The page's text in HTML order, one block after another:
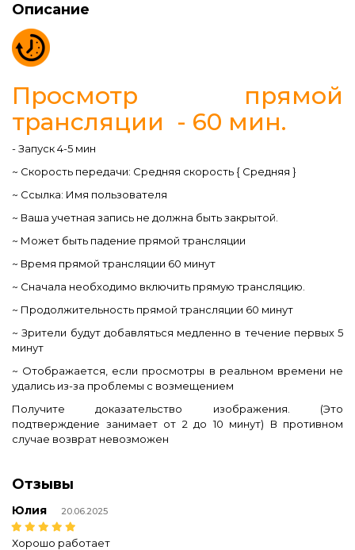
Описание
Просмотр прямой
трансляции - 60 мин.
- Запуск 4-5 мин
~ Скорость передачи: Средняя скорость { Средняя }
~ Ссылка: Имя пользователя
~ Ваша учетная запись не должна быть закрытой.
~ Может быть падение прямой трансляции
~ Время прямой трансляции 60 минут
~ Сначала необходимо включить прямую трансляцию.
~ Продолжительность прямой трансляции 60 минут
~ Зрители будут добавляться медленно в течение первых 5
минут
~ Отображается, если просмотры в реальном времени не
удались из-за проблемы с возмещением
Получите доказательство изображения. (Это
подтверждение занимает от 2 до 10 минут) В противном
случае возврат невозможен
Отзывы
Юлия 20.06.2025
Хорошо работает